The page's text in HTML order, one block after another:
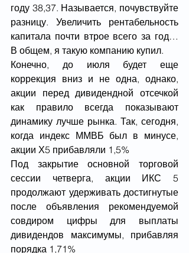
году 38,37. Называется, почувствуйте
разницу. Увеличить рентабельность
капитала почти втрое всего за год…
В общем, я такую компанию купил.
Конечно, до июля будет еще
коррекция вниз и не одна, однако,
акции перед дивидендной отсечкой
как правило всегда показывают
динамику лучше рынка. Так, сегодня,
когда индекс ММВБ был в минусе,
акции Х5 прибавляли 1,5%
Под закрытие основной торговой
сессии четверга, акции ИКС 5
продолжают удерживать достигнутые
после объявления рекомендуемой
совдиром цифры для выплаты
дивидендов максимумы, прибавляя
порядка 1,71%